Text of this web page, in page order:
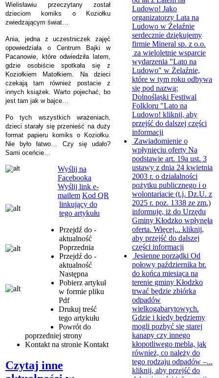
Wielisławiu przeczytany został
dzieciom komiks o Koziołku
zwiedzającym świat…
Ania, jedna z uczestniczek zajęć
opowiedziała o Centrum Bajki w
Pacanowie, które odwiedziła latem,
gdzie osobiście spotkała się z
Koziołkiem Matołkiem. Na dzieci
czekają tam również postacie z
innych książek. Warto pojechać, bo
jest tam jak w bajce…
Po tych wszystkich wrażeniach,
dzieci starały się przenieść na duży
format papieru komiks o Koziołku.
Nie było łatwo… Czy się udało?
Sami oceńcie…
Wyślij na
Facebooka
Wyślij link e-
mailem Kod QR
linkujący do
tego artykułu
Przejdź do -
aktualność
Poprzednia
Przejdź do -
aktualność
Następna
Pobierz artykuł
w formie pliku
Pdf
Drukuj treść
tego artykułu
Powrót do
poprzedniej strony
Kontakt na stronie Kontakt
Czytaj inne
Ludowo! Jako
organizatorzy Lata na
Ludowo w Żelaźnie
serdecznie dziękujemy
firmie Mineral sp. z o.o.
za wieloletnie wsparcie
wydarzenia "Lato na
Ludowo" w Żelaźnie,
które w tym roku odbywa
się pod nazwą:
Dolnośląski Festiwal
Folkloru "Lato na
Ludowo! kliknij, aby
przejść do dalszej części
informacji
Zawiadomienie o
wpłynięciu oferty Na
podstawie art. 19a ust. 3
ustawy z dnia 24 kwietnia
2003 r. o działalności
pożytku publicznego i o
wolontariacie (t.j. Dz.U. z
2025 r. poz. 1338 ze zm.)
informuję, iż do Urzędu
Gminy Kłodzko wpłynęła
oferta. Więcej... kliknij,
aby przejść do dalszej
części informacji
Jesienne porządki Od
połowy października br.
do końca miesiąca na
terenie gminy Kłodzko
trwać będzie zbiórka
odpadów
wielkogabarytowych.
Gdzie i kiedy będziemy
mogli pozbyć się starej
kanapy czy innego
kłopotliwego mebla, jak
również, co należy do
tego rodzaju odpadów –...
kliknij, aby przejść do